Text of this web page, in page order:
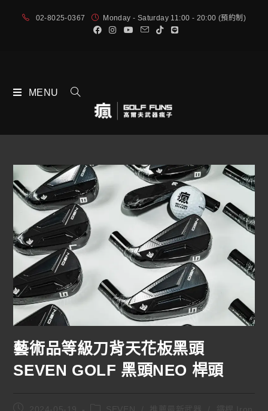
02-8025-0367 Monday - Saturday 11:00 - 20:00 (預約制)
MENU
藝術品等級刀背天花板黑頭
SEVEN GOLF 黑頭NEO 桿頭